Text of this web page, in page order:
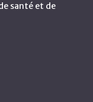
santé et de